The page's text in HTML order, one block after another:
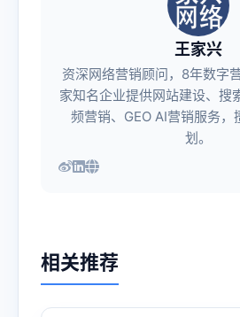
王家兴
资深网络营销顾问，8年数字
家知名企业提供网站建设、搜
频营销、GEO AI营销服务，
划。
相关推荐